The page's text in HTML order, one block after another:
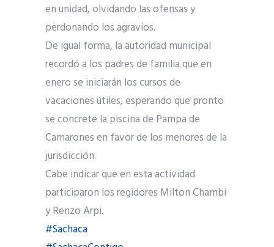
en unidad, olvidando las ofensas y
perdonando los agravios.
De igual forma, la autoridad municipal
recordó a los padres de familia que en
enero se iniciarán los cursos de
vacaciones útiles, esperando que pronto
se concrete la piscina de Pampa de
Camarones en favor de los menores de la
jurisdicción.
Cabe indicar que en esta actividad
participaron los regidores Milton Chambi
y Renzo Arpi.
#Sachaca